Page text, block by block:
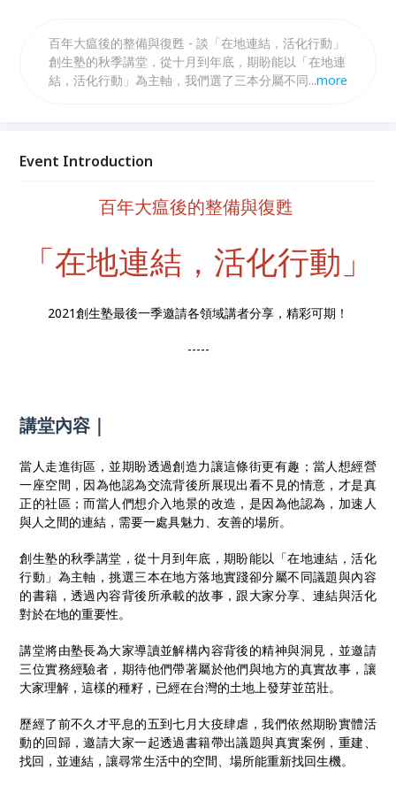
百年大瘟後的整備與復甦 - 談「在地連結，活化行動」
創生塾的秋季講堂，從十月到年底，期盼能以「在地連
結，活化行動」為主軸，我們選了三本分屬不同議題與
世界》共同策展人 李政道、地表最強里長 方荷生、景
...more
Event Introduction
百年大瘟後的整備與復甦
「在地連結，活化行動」
2021創生塾最後一季邀請各領域講者分享，精彩可期！
-----
講堂內容｜
當人走進街區，並期盼透過創造力讓這條街更有趣；當人想經營
一座空間，因為他認為交流背後所展現出看不見的情意，才是真
正的社區；而當人們想介入地景的改造，是因為他認為，加速人
與人之間的連結，需要一處具魅力、友善的場所。
創生塾的秋季講堂，從十月到年底，期盼能以「在地連結，活化
行動」為主軸，挑選三本在地方落地實踐卻分屬不同議題與內容
的書籍，透過內容背後所承載的故事，跟大家分享、連結與活化
對於在地的重要性。
講堂將由塾長為大家導讀並解構內容背後的精神與洞見，並邀請
三位實務經驗者，期待他們帶著屬於他們與地方的真實故事，讓
大家理解，這樣的種籽，已經在台灣的土地上發芽並茁壯。
歷經了前不久才平息的五到七月大疫肆虐，我們依然期盼實體活
動的回歸，邀請大家一起透過書籍帶出議題與真實案例，重建、
找回，並連結，讓尋常生活中的空間、場所能重新找回生機。